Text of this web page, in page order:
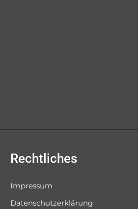
Rechtliches
Impressum
Datenschutzerklärung